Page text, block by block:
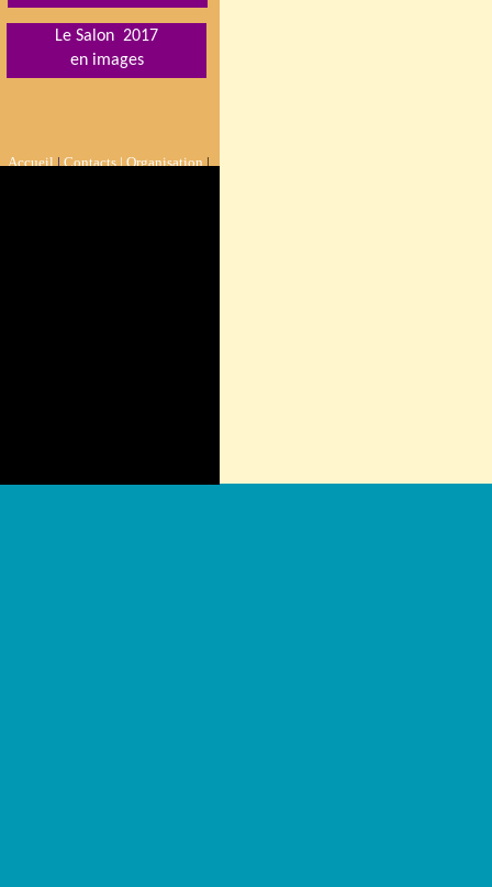
Accueil|Contacts | Organisation |
Le Salon 2017
en images